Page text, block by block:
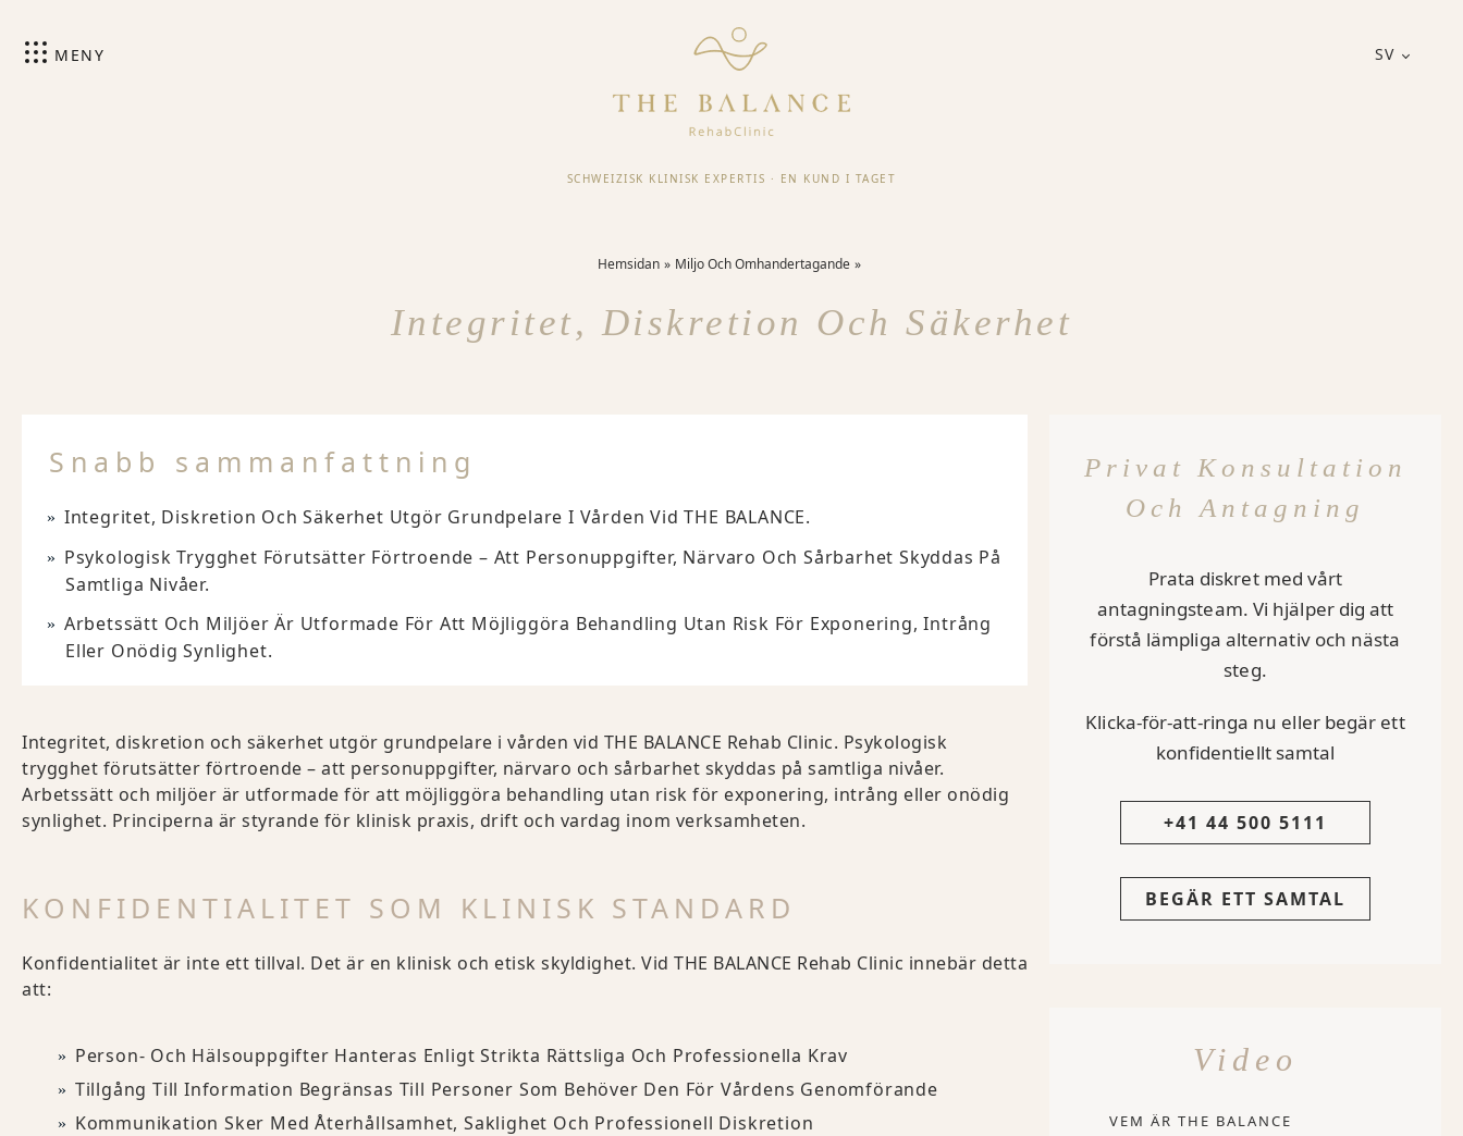
SV
MENY
SCHWEIZISK KLINISK EXPERTIS · EN KUND I TAGET
Hemsidan Miljo Och Omhandertagande
Integritet, Diskretion Och Säkerhet
Snabb sammanfattning
Integritet, Diskretion Och Säkerhet Utgör Grundpelare I Vården Vid THE BALANCE.
Psykologisk Trygghet Förutsätter Förtroende – Att Personuppgifter, Närvaro Och Sårbarhet Skyddas På
Samtliga Nivåer.
Arbetssätt Och Miljöer Är Utformade För Att Möjliggöra Behandling Utan Risk För Exponering, Intrång
Eller Onödig Synlighet.
Integritet, diskretion och säkerhet utgör grundpelare i vården vid THE BALANCE Rehab Clinic. Psykologisk
trygghet förutsätter förtroende – att personuppgifter, närvaro och sårbarhet skyddas på samtliga nivåer.
Arbetssätt och miljöer är utformade för att möjliggöra behandling utan risk för exponering, intrång eller onödig
synlighet. Principerna är styrande för klinisk praxis, drift och vardag inom verksamheten.
KONFIDENTIALITET SOM KLINISK STANDARD
Konfidentialitet är inte ett tillval. Det är en klinisk och etisk skyldighet. Vid THE BALANCE Rehab Clinic innebär detta
att:
Person- Och Hälsouppgifter Hanteras Enligt Strikta Rättsliga Och Professionella Krav
Tillgång Till Information Begränsas Till Personer Som Behöver Den För Vårdens Genomförande
Kommunikation Sker Med Återhållsamhet, Saklighet Och Professionell Diskretion
Privat Konsultation
Och Antagning
Prata diskret med vårt
antagningsteam. Vi hjälper dig att
förstå lämpliga alternativ och nästa
steg.
Klicka-för-att-ringa nu eller begär ett
konfidentiellt samtal
+41 44 500 5111
BEGÄR ETT SAMTAL
Video
VEM ÄR THE BALANCE